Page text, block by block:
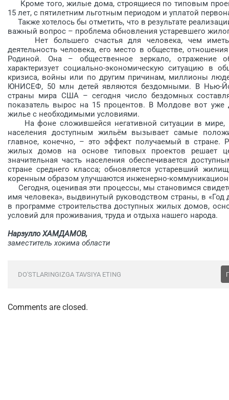
Кроме того, жилые дома, строящиеся по типовым
15 лет, с пятилетним льготным периодом и уплатой
Также хотелось бы отметить, что в результате
важный вопрос – проблема обновления устаревшего
Нет большего счастья для человека, чем иметь
деятельность человека, его место в обществе,
Родиной. Она – общественное зеркало, отражение
характеризует социально-экономическую ситуацию в
кризиса, войны или по другим причинам, миллионы
ЮНИСЕФ, 50 млн детей являются бездомными. В Нью-
страны мира США – сегодня число бездомных
показатель вырос на 15 процентов. В Молдове вот уже
жилье с необходимыми условиями.
На фоне сложившейся негативной ситуации в мире,
населения доступным жильём вызывает самые
главное, конечно, – это эффект получаемый в стране.
жилых домов на основе типовых проектов решает
значительная часть населения обеспечивается
стране среднего класса; обновляется устаревший
коренным образом улучшаются инженерно-
Сегодня, оценивая эти процессы, мы становимся
имя человека», выдвинутый руководством страны, в «Год
в программе строительства доступных жилых домов,
условий для проживания, труда и отдыха нашего народа.
Нарзулло ХАМДАМОВ,
заместитель хокима области
DO'STLARINGIZGA TAVSIYA ETING
Comments are closed.